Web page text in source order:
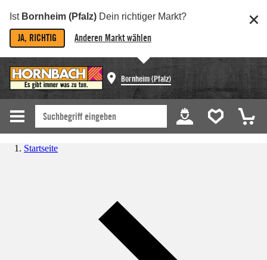
Ist Bornheim (Pfalz) Dein richtiger Markt?
JA, RICHTIG Anderen Markt wählen
Bornheim (Pfalz)
Startseite